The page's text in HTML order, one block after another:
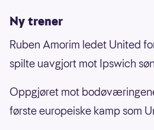
Ny trener
Ruben Amorim ledet United
spilte uavgjort mot Ipswich
Oppgjøret mot
første europeiske kamp som